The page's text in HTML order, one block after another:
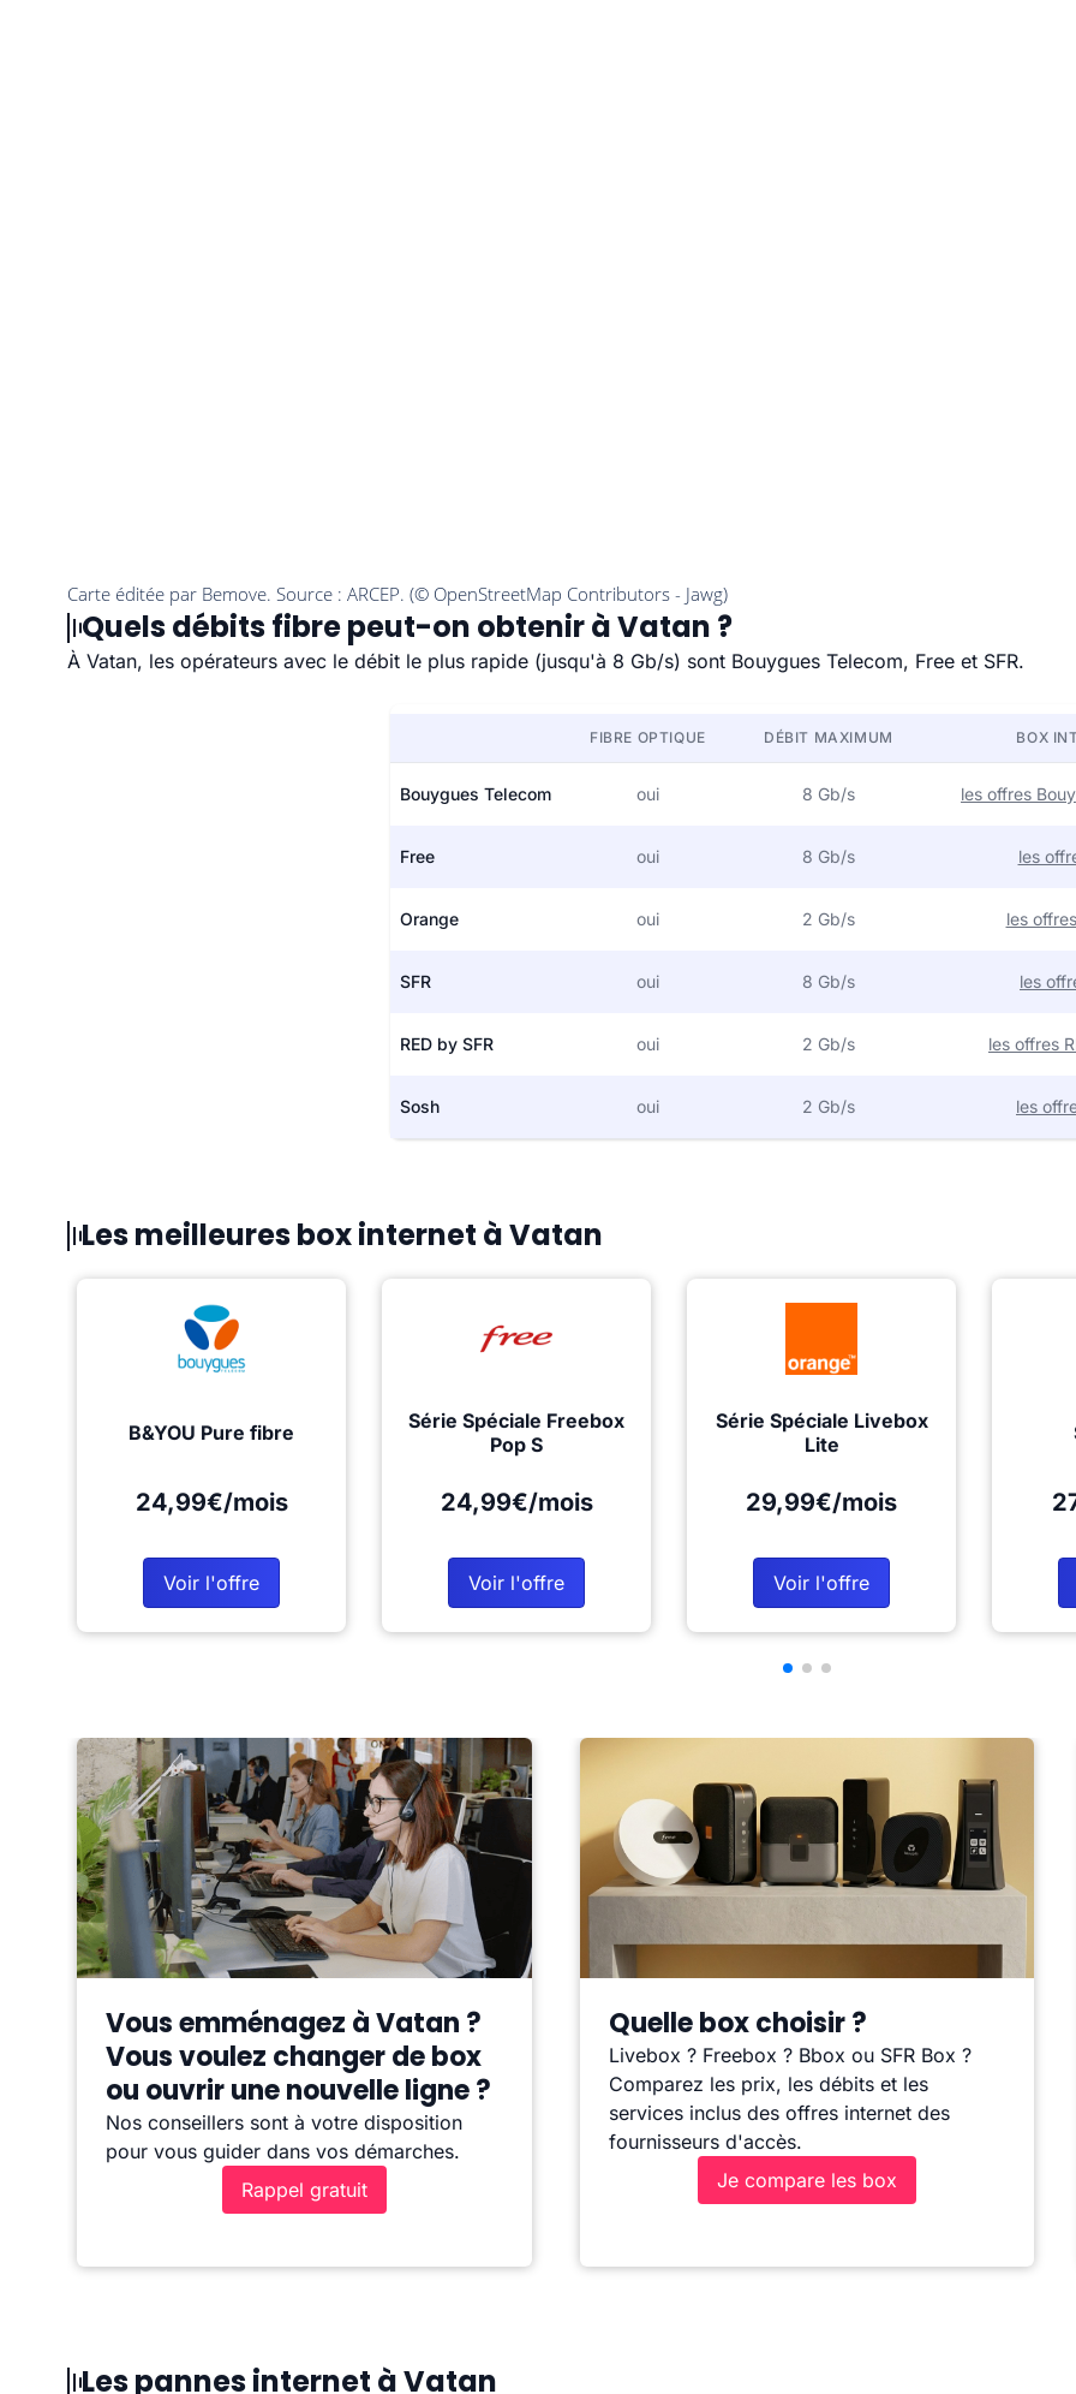
Quels débits fibre peut-on obtenir à Vatan ?
À Vatan, les opérateurs avec le débit le plus rapide (jusqu'à 8 Gb/s) sont Bouygues Telecom, Free et SFR.
FIBRE OPTIQUE DÉBIT MAXIMUM BOX
Bouygues Telecom oui 8 Gb/s les offres
Free oui 8 Gb/s les
Orange oui 2 Gb/s les
SFR oui 8 Gb/s les
RED by SFR oui 2 Gb/s les offres
Sosh oui 2 Gb/s les
Les meilleures box internet à Vatan
B&YOU Pure fibre
24,99€/mois
Voir l'offre
Série Spéciale Freebox
Pop S
24,99€/mois
Voir l'offre
Série Spéciale Livebox
Lite
29,99€/mois
Voir l'offre
Vous emménagez à Vatan ?
Vous voulez changer de box
ou ouvrir une nouvelle ligne ?
Nos conseillers sont à votre disposition
pour vous guider dans vos démarches.
Rappel gratuit
Quelle box choisir ?
Livebox ? Freebox ? Bbox ou SFR Box ?
Comparez les prix, les débits et les
services inclus des offres internet des
fournisseurs d'accès.
Je compare les box
Les pannes internet à Vatan